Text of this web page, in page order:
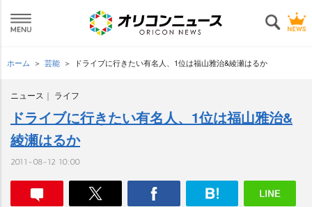
ホーム 芸能 ドライブに行きたい有名人、1位は福山雅治&綾瀬はるか
ニュース ライフ
ドライブに行きたい有名人、1位は福山雅治&
綾瀬はるか
2011-08-12 10:00